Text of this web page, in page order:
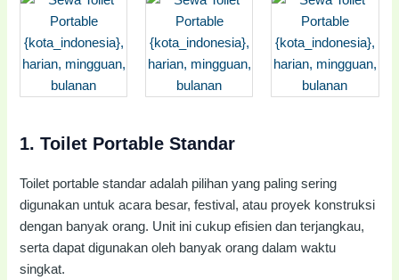
1.Toilet Portable Standar
Toilet portable standar adalah pilihan yang paling sering
digunakan untuk acara besar, festival, atau proyek konstruksi
dengan banyak orang. Unit ini cukup efisien dan terjangkau,
serta dapat digunakan oleh banyak orang dalam waktu
singkat.